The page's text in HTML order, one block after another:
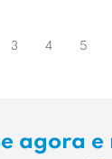
3 4 5
agora e